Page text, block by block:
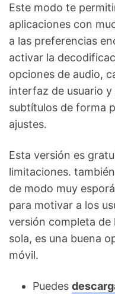
Este modo te
aplicaciones con
a las preferencias
activar la
opciones de audio,
interfaz de usuario
subtítulos de forma
ajustes.
Esta versión es
limitaciones.
de modo muy
para motivar a los
versión completa de
sola, es una buena
móvil.
Puedes